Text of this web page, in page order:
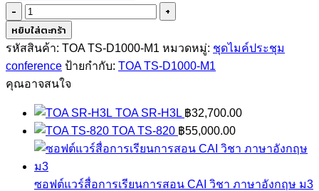
จำนวน
TOA
TS-
D1000-
M1
หยิบใส่ตะกร้า
รหัสสินค้า: TOA TS-D1000-M1 หมวดหมู่: ชุดไมค์ประชุม
conference ป้ายกำกับ: TOA TS-D1000-M1
คุณอาจสนใจ
TOA SR-H3L ฿32,700.00
TOA TS-820 ฿55,000.00
ซอฟต์แวร์สื่อการเรียนการสอน CAI วิชา ภาษาอังกฤษ ม3